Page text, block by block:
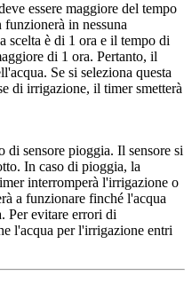
essere maggiore del tempo
in nessuna
scelta è di 1 ora e il tempo di
di 1 ora. Pertanto, il
Se si seleziona questa
di irrigazione, il timer smetterà
di sensore pioggia. Il sensore si
In caso di pioggia, la
interromperà l'irrigazione o
a funzionare finché l'acqua
Per evitare errori di
l'acqua per l'irrigazione entri